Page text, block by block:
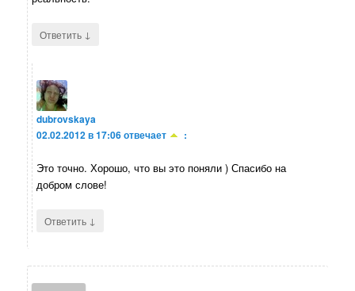
Ответить ↓
dubrovskaya
02.02.2012 в 17:06отвечает :
Это точно. Хорошо, что вы это поняли ) Спасибо на
добром слове!
Ответить ↓